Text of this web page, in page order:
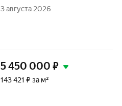
3 августа 2026
5 450 000 ₽
143 421 ₽ за м²